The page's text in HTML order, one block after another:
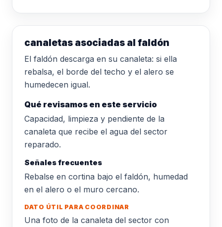
canaletas asociadas al faldón
El faldón descarga en su canaleta: si ella
rebalsa, el borde del techo y el alero se
humedecen igual.
Qué revisamos en este servicio
Capacidad, limpieza y pendiente de la
canaleta que recibe el agua del sector
reparado.
Señales frecuentes
Rebalse en cortina bajo el faldón, humedad
en el alero o el muro cercano.
DATO ÚTIL PARA COORDINAR
Una foto de la canaleta del sector con